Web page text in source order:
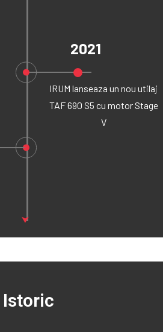
2021
IRUM lanseaza un nou utilaj
TAF 690 S5 cu motor Stage
V
⮟
Istoric